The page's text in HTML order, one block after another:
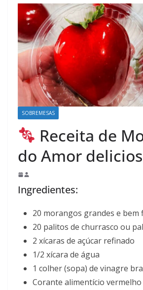
SOBREMESAS
Receita de
do Amor
Ingredientes:
20 morangos grandes e bem
20 palitos de churrasco ou
2 xícaras de açúcar refinado
1/2 xícara de água
1 colher (sopa) de vinagre
Corante alimentício